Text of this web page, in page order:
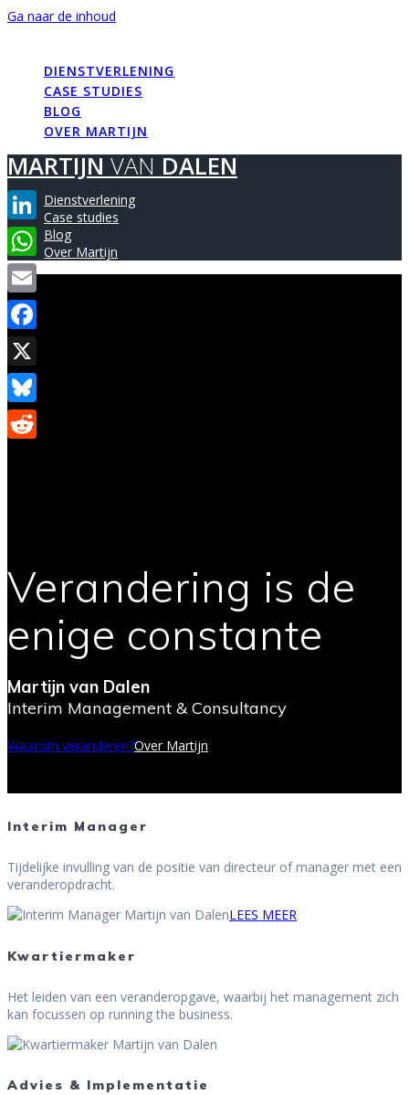
Ga naar de inhoud
DIENSTVERLENING
CASE STUDIES
BLOG
OVER MARTIJN
MARTIJN VAN DALEN
Dienstverlening
Case studies
Blog
Over Martijn
Verandering is de
enige constante
Martijn van Dalen
Interim Management & Consultancy
Waarom veranderen?Over Martijn
Interim Manager
Tijdelijke invulling van de positie van directeur of manager met een
veranderopdracht.
LEES MEER
Kwartiermaker
Het leiden van een veranderopgave, waarbij het management zich
kan focussen op running the business.
Advies & Implementatie
LinkedIn
WhatsApp
Email
Facebook
X
Bluesky